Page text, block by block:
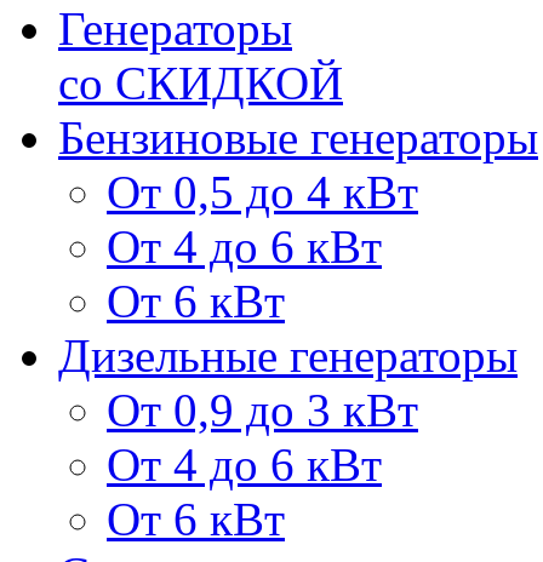
Генераторы
со СКИДКОЙ
Бензиновые генераторы
От 0,5 до 4 кВт
От 4 до 6 кВт
От 6 кВт
Дизельные генераторы
От 0,9 до 3 кВт
От 4 до 6 кВт
От 6 кВт